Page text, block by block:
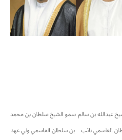
عبدالله بن سالم
القاسمي نائب
سمو الشيخ سلطان بن محمد
بن سلطان القاسمي ولي عهد